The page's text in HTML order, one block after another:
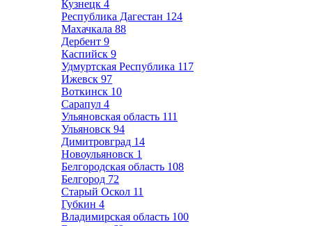
Кузнецк 4
Республика Дагестан 124
Махачкала 88
Дербент 9
Каспийск 9
Удмуртская Республика 117
Ижевск 97
Воткинск 10
Сарапул 4
Ульяновская область 111
Ульяновск 94
Димитровград 14
Новоульяновск 1
Белгородская область 108
Белгород 72
Старый Оскол 11
Губкин 4
Владимирская область 100